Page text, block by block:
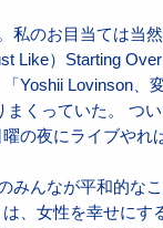
私のお目当ては当然
Like）Starting
Yoshii Lovinson、
くっていた。 つ
の夜にライブやれ
みんなが平和的な
、女性を幸せに